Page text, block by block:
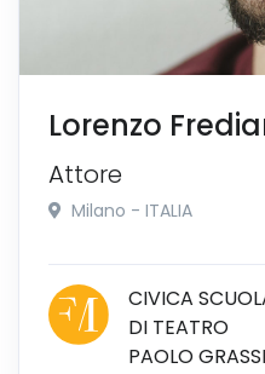
Lorenzo
Attore
Milano - ITALIA
CIVICA
DI TEATRO
PAOLO GRASSI